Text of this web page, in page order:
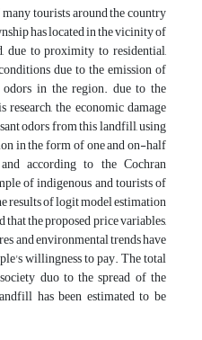
tourists around the country
has located in the vicinity of
due to proximity to residential,
due to the emission of
odors in the region. due to the
the economic damage
odors from this landfill, using
in the form of one and on-half
according to the Cochran
of indigenous and tourists of
results of logit model estimation
the proposed price variables,
and environmental trends have
willingness to pay. The total
duo to the spread of the
has been estimated to be